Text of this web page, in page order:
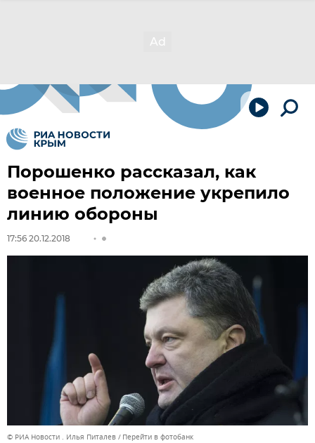
Порошенко рассказал, как
военное положение укрепило
линию обороны
17:56 20.12.2018
© РИА Новости . Илья Питалев Перейти в фотобанк